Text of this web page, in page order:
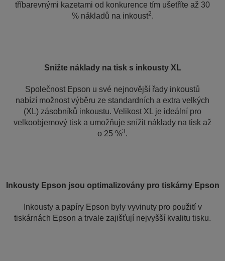
tříbarevnými kazetami od konkurence tím ušetříte až 30
% nákladů na inkoust2.
Snižte náklady na tisk s inkousty XL
Společnost Epson u své nejnovější řady inkoustů
nabízí možnost výběru ze standardních a extra velkých
(XL) zásobníků inkoustu. Velikost XL je ideální pro
velkoobjemový tisk a umožňuje snížit náklady na tisk až
o 25 %3.
Inkousty Epson jsou optimalizovány pro tiskárny Epson
Inkousty a papíry Epson byly vyvinuty pro použití v
tiskárnách Epson a trvale zajišťují nejvyšší kvalitu tisku.